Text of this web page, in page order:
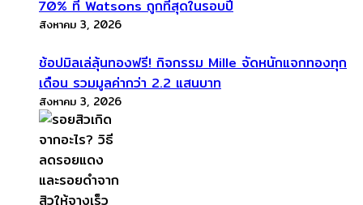
70% ที่ Watsons ถูกที่สุดในรอบปี
สิงหาคม 3, 2026
ช้อปมิลเล่ลุ้นทองฟรี! กิจกรรม Mille จัดหนักแจกทองทุก
เดือน รวมมูลค่ากว่า 2.2 แสนบาท
สิงหาคม 3, 2026